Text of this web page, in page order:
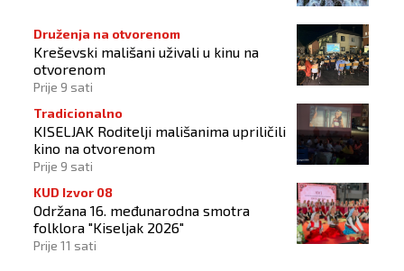
Druženja na otvorenom
Kreševski mališani uživali u kinu na
otvorenom
Prije 9 sati
Tradicionalno
KISELJAK Roditelji mališanima upriličili
kino na otvorenom
Prije 9 sati
KUD Izvor 08
Održana 16. međunarodna smotra
folklora "Kiseljak 2026"
Prije 11 sati